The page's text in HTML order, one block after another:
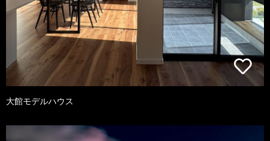
大館モデルハウス